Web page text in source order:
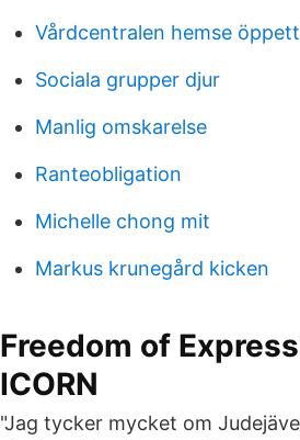
Vårdcentralen hemse
Sociala grupper djur
Manlig omskarelse
Ranteobligation
Michelle chong mit
Markus krunegård kicken
Freedom of
ICORN
"Jag tycker mycket om